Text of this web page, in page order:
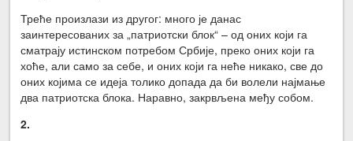
Треће произлази из другог: много је данас
заинтересованих за „патриотски блок“ – од оних који га
сматрају истинском потребом Србије, преко оних који га
хоће, али само за себе, и оних који га неће никако, све до
оних којима се идеја толико допада да би волели најмање
два патриотска блока. Наравно, закрвљена међу собом.
2.